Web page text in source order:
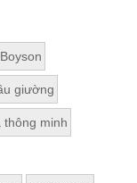
giường
thông minh